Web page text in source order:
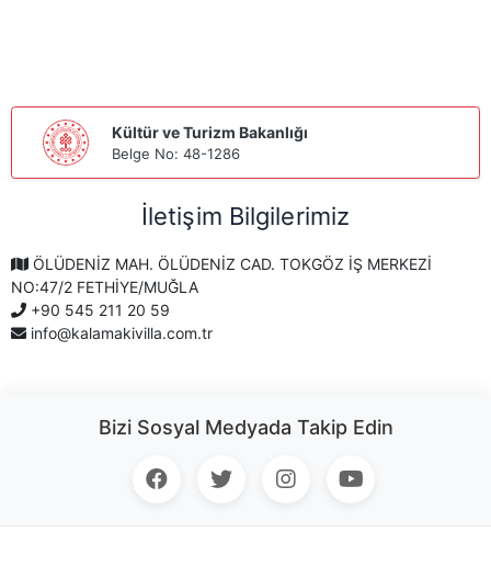
Kültür ve Turizm Bakanlığı
Belge No: 48-1286
İletişim Bilgilerimiz
ÖLÜDENİZ MAH. ÖLÜDENİZ CAD. TOKGÖZ İŞ MERKEZİ
NO:47/2 FETHİYE/MUĞLA
+90 545 211 20 59
info@kalamakivilla.com.tr
Bizi Sosyal Medyada Takip Edin